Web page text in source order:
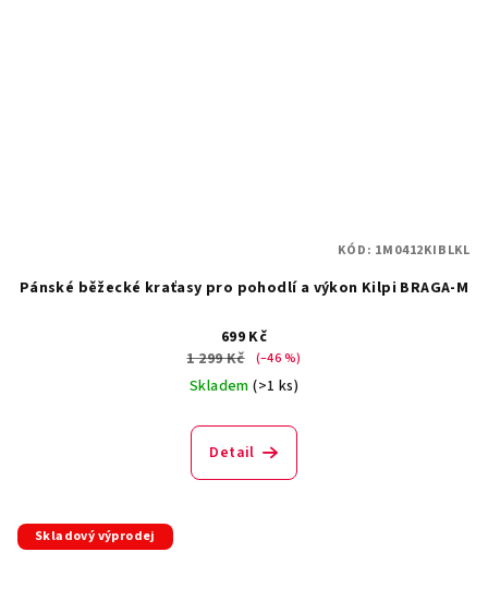
Pánské běžecké kraťasy pro pohodlí a výkon Kilpi BRAGA-M
699 Kč
1 299 Kč
(–46 %)
Skladem(>1 ks)
Detail
KÓD: 1M0412KIBLKL
Skladový výprodej